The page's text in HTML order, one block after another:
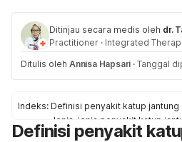
Ditinjau secara medis oleh dr.
Practitioner · Integrated
Ditulis oleh Annisa Hapsari · Tanggal
Indeks: Definisi penyakit katup jantung
Jenis-jenis penyakit katup
Tanda & gejala penyakit katup
Definisi penyakit